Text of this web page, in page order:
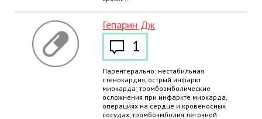
Гепарин Дж
1
Парентерально: нестабильная
стенокардия, острый инфаркт
миокарда; тромбоэмболические
осложнения при инфаркте миокарда,
операциях на сердце и кровеносных
сосудах, тромбоэмболия легочной